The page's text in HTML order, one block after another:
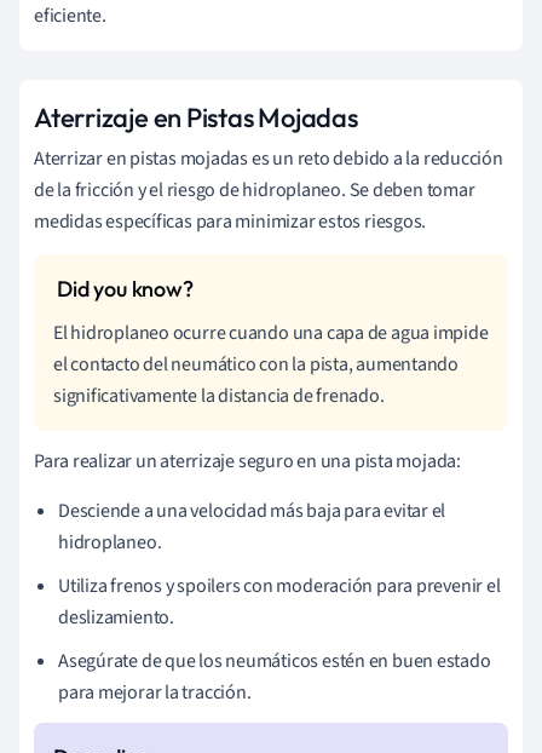
eficiente.
Aterrizaje en Pistas Mojadas
Aterrizar en pistas mojadas es un reto debido a la reducción
de la fricción y el riesgo de hidroplaneo. Se deben tomar
medidas específicas para minimizar estos riesgos.
El hidroplaneo ocurre cuando una capa de agua impide
el contacto del neumático con la pista, aumentando
significativamente la distancia de frenado.
Para realizar un aterrizaje seguro en una pista mojada:
Desciende a una velocidad más baja para evitar el
hidroplaneo.
Utiliza frenos y spoilers con moderación para prevenir el
deslizamiento.
Asegúrate de que los neumáticos estén en buen estado
para mejorar la tracción.